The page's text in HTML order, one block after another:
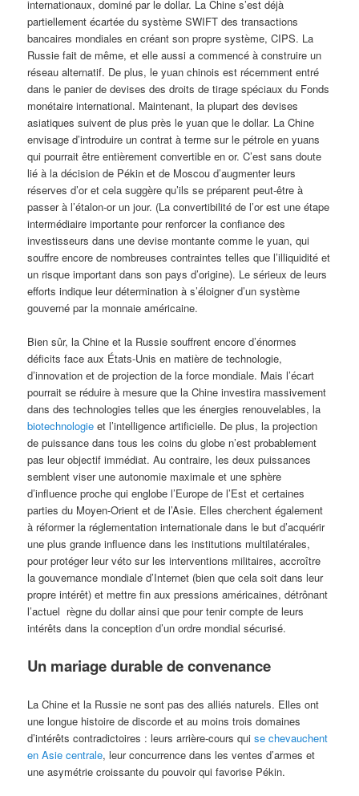
internationaux, dominé par le dollar. La Chine s’est déjà
partiellement écartée du système SWIFT des transactions
bancaires mondiales en créant son propre système, CIPS. La
Russie fait de même, et elle aussi a commencé à construire un
réseau alternatif. De plus, le yuan chinois est récemment entré
dans le panier de devises des droits de tirage spéciaux du Fonds
monétaire international. Maintenant, la plupart des devises
asiatiques suivent de plus près le yuan que le dollar. La Chine
envisage d’introduire un contrat à terme sur le pétrole en yuans
qui pourrait être entièrement convertible en or. C’est sans doute
lié à la décision de Pékin et de Moscou d’augmenter leurs
réserves d’or et cela suggère qu’ils se préparent peut-être à
passer à l’étalon-or un jour. (La convertibilité de l’or est une étape
intermédiaire importante pour renforcer la confiance des
investisseurs dans une devise montante comme le yuan, qui
souffre encore de nombreuses contraintes telles que l’illiquidité et
un risque important dans son pays d’origine). Le sérieux de leurs
efforts indique leur détermination à s’éloigner d’un système
gouverné par la monnaie américaine.
Bien sûr, la Chine et la Russie souffrent encore d’énormes
déficits face aux États-Unis en matière de technologie,
d’innovation et de projection de la force mondiale. Mais l’écart
pourrait se réduire à mesure que la Chine investira massivement
dans des technologies telles que les énergies renouvelables, la
biotechnologie et l’intelligence artificielle. De plus, la projection
de puissance dans tous les coins du globe n’est probablement
pas leur objectif immédiat. Au contraire, les deux puissances
semblent viser une autonomie maximale et une sphère
d’influence proche qui englobe l’Europe de l’Est et certaines
parties du Moyen-Orient et de l’Asie. Elles cherchent également
à réformer la réglementation internationale dans le but d’acquérir
une plus grande influence dans les institutions multilatérales,
pour protéger leur véto sur les interventions militaires, accroître
la gouvernance mondiale d’Internet (bien que cela soit dans leur
propre intérêt) et mettre fin aux pressions américaines, détrônant
l’actuel règne du dollar ainsi que pour tenir compte de leurs
intérêts dans la conception d’un ordre mondial sécurisé.
Un mariage durable de convenance
La Chine et la Russie ne sont pas des alliés naturels. Elles ont
une longue histoire de discorde et au moins trois domaines
d’intérêts contradictoires : leurs arrière-cours quise chevauchent
en Asie centrale, leur concurrence dans les ventes d’armes et
une asymétrie croissante du pouvoir qui favorise Pékin.